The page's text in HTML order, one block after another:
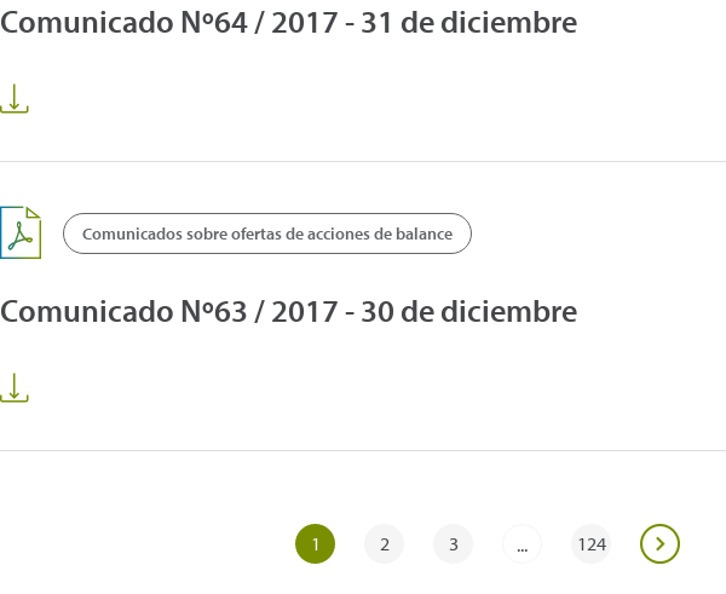
Comunicado Nº64 / 2017 - 31 de diciembre
Comunicados sobre ofertas de acciones de balance
Comunicado Nº63 / 2017 - 30 de diciembre
1 2 3 ... 124